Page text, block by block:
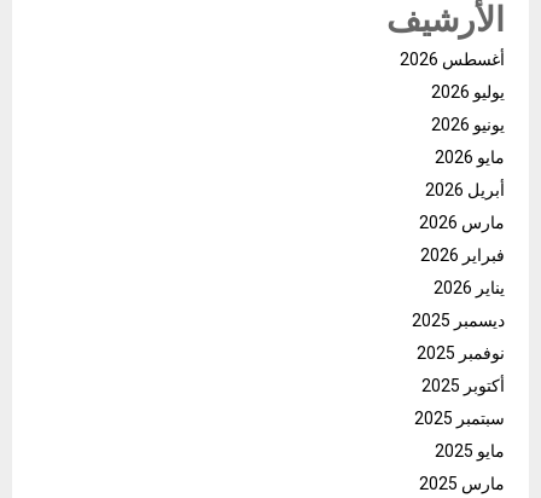
الأرشيف
أغسطس 2026
يوليو 2026
يونيو 2026
مايو 2026
أبريل 2026
مارس 2026
فبراير 2026
يناير 2026
ديسمبر 2025
نوفمبر 2025
أكتوبر 2025
سبتمبر 2025
مايو 2025
مارس 2025